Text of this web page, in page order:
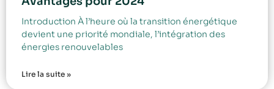
Introduction À l’heure où la transition énergétique
devient une priorité mondiale, l’intégration des
énergies renouvelables
Lire la suite »